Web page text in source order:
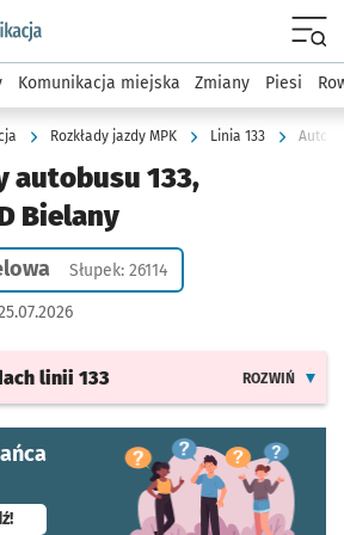
podserwis: Komunikacja
Komunikacja miejska Zmiany Piesi
Rozkłady jazdy MPK Linia 133
autobusu 133,
Bielany
Słupek: 26114
linii 133 ROZWIŃ
- otworzy się w nowej karcie